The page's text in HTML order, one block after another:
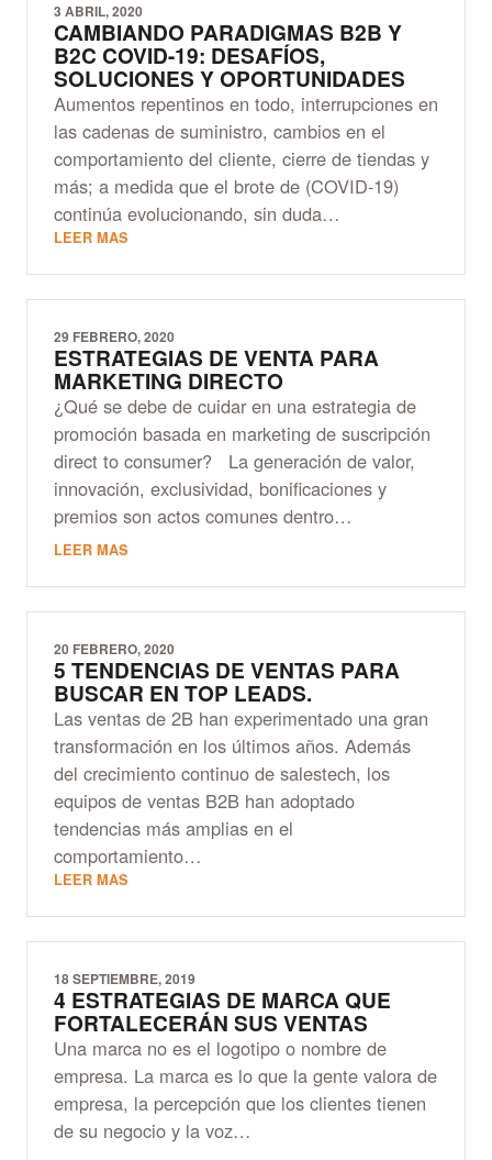
3 ABRIL, 2020
CAMBIANDO PARADIGMAS B2B Y
B2C COVID-19: DESAFÍOS,
SOLUCIONES Y OPORTUNIDADES
Aumentos repentinos en todo, interrupciones en
las cadenas de suministro, cambios en el
comportamiento del cliente, cierre de tiendas y
más; a medida que el brote de (COVID-19)
continúa evolucionando, sin duda…
LEER MAS
29 FEBRERO, 2020
ESTRATEGIAS DE VENTA PARA
MARKETING DIRECTO
¿Qué se debe de cuidar en una estrategia de
promoción basada en marketing de suscripción
direct to consumer? La generación de valor,
innovación, exclusividad, bonificaciones y
premios son actos comunes dentro…
LEER MAS
20 FEBRERO, 2020
5 TENDENCIAS DE VENTAS PARA
BUSCAR EN TOP LEADS.
Las ventas de 2B han experimentado una gran
transformación en los últimos años. Además
del crecimiento continuo de salestech, los
equipos de ventas B2B han adoptado
tendencias más amplias en el
comportamiento…
LEER MAS
18 SEPTIEMBRE, 2019
4 ESTRATEGIAS DE MARCA QUE
FORTALECERÁN SUS VENTAS
Una marca no es el logotipo o nombre de
empresa. La marca es lo que la gente valora de
empresa, la percepción que los clientes tienen
de su negocio y la voz…